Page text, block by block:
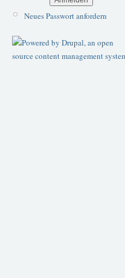
Neues Passwort anfordern